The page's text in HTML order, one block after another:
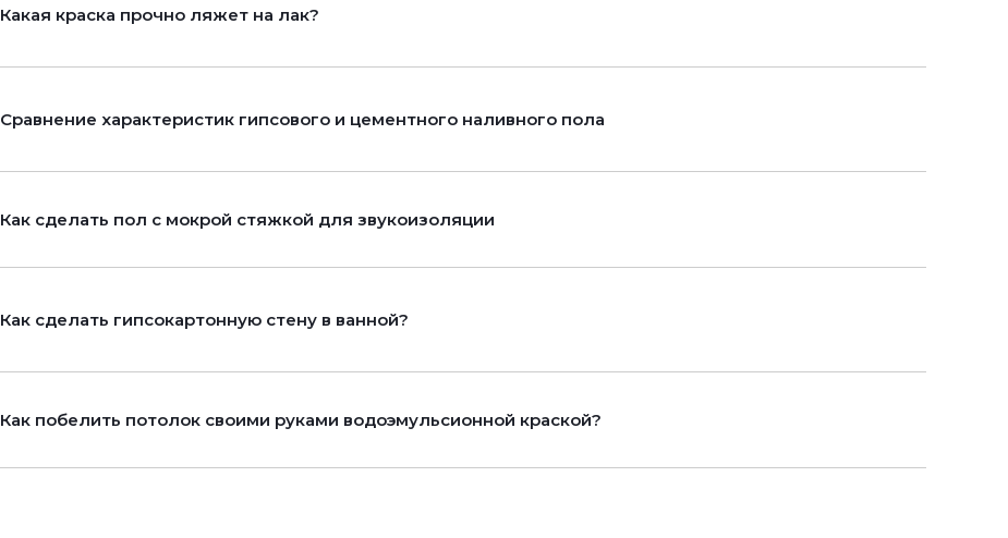
Какая краска прочно ляжет на лак?
Сравнение характеристик гипсового и цементного наливного пола
Как сделать пол с мокрой стяжкой для звукоизоляции
Как сделать гипсокартонную стену в ванной?
Как побелить потолок своими руками водоэмульсионной краской?